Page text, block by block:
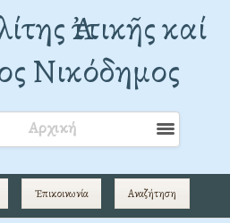
Ἀττικῆς καί
Νικόδημος
Αρχική
Ἐπικοινωνία Αναζήτηση